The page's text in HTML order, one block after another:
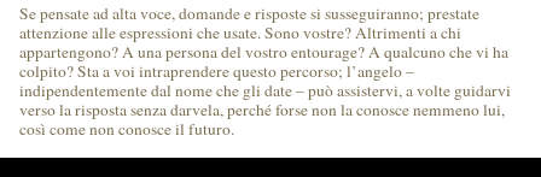
Se pensate ad alta voce, domande e risposte si susseguiranno; prestate
attenzione alle espressioni che usate. Sono vostre? Altrimenti a chi
appartengono? A una persona del vostro entourage? A qualcuno che vi ha
colpito? Sta a voi intraprendere questo percorso; l’angelo –
indipendentemente dal nome che gli date – può assistervi, a volte guidarvi
verso la risposta senza darvela, perché forse non la conosce nemmeno lui,
così come non conosce il futuro.